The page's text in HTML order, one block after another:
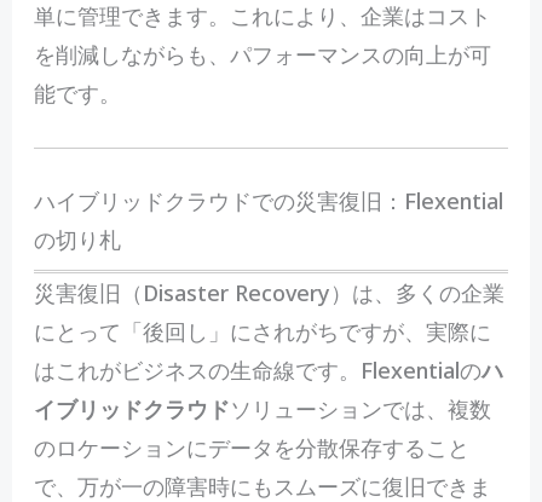
単に管理できます。これにより、企業はコスト
を削減しながらも、パフォーマンスの向上が可
能です。
ハイブリッドクラウドでの災害復旧：Flexential
の切り札
災害復旧（Disaster Recovery）は、多くの企業
にとって「後回し」にされがちですが、実際に
はこれがビジネスの生命線です。Flexentialのハ
イブリッドクラウドソリューションでは、複数
のロケーションにデータを分散保存すること
で、万が一の障害時にもスムーズに復旧できま